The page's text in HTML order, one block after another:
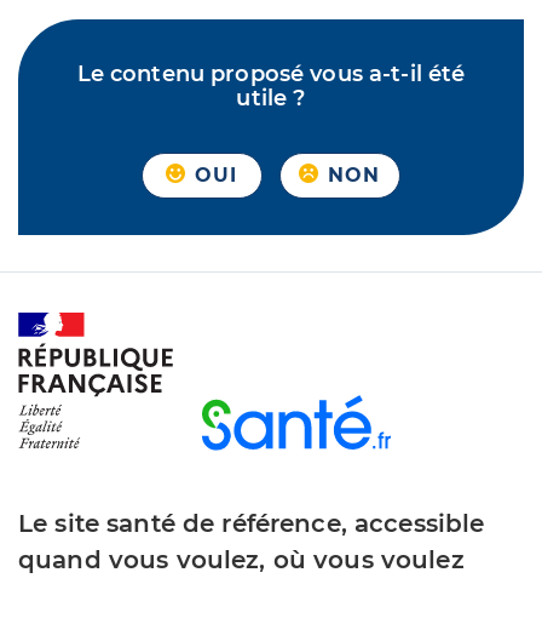
Le contenu proposé vous a-t-il été
utile ?
OUI NON
Le site santé de référence, accessible
quand vous voulez, où vous voulez